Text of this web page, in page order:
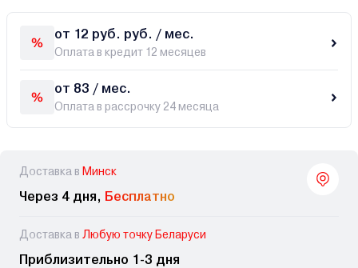
от 12 руб. руб. / мес.
Оплата в кредит 12 месяцев
от 83 / мес.
Оплата в рассрочку 24 месяца
Доставка в Минск
Через 4 дня, Бесплатно
Доставка в Любую точку Беларуси
Приблизительно 1-3 дня